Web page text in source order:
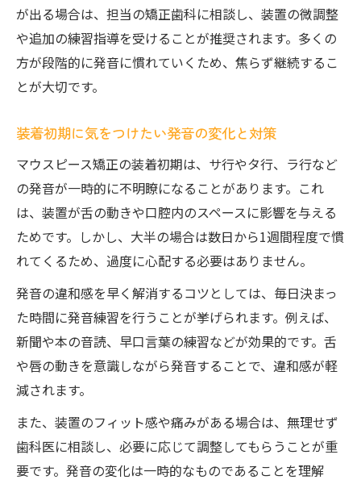
が出る場合は、担当の矯正歯科に相談し、装置の微調整
や追加の練習指導を受けることが推奨されます。多くの
方が段階的に発音に慣れていくため、焦らず継続するこ
とが大切です。
装着初期に気をつけたい発音の変化と対策
マウスピース矯正の装着初期は、サ行やタ行、ラ行など
の発音が一時的に不明瞭になることがあります。これ
は、装置が舌の動きや口腔内のスペースに影響を与える
ためです。しかし、大半の場合は数日から1週間程度で慣
れてくるため、過度に心配する必要はありません。
発音の違和感を早く解消するコツとしては、毎日決まっ
た時間に発音練習を行うことが挙げられます。例えば、
新聞や本の音読、早口言葉の練習などが効果的です。舌
や唇の動きを意識しながら発音することで、違和感が軽
減されます。
また、装置のフィット感や痛みがある場合は、無理せず
歯科医に相談し、必要に応じて調整してもらうことが重
要です。発音の変化は一時的なものであることを理解